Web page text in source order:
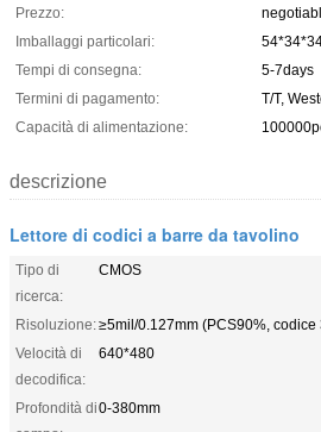
Prezzo:
Imballaggi particolari:
Tempi di consegna:
5-7days
Termini di pagamento:
T/T,
Capacità di alimentazione:
descrizione
Lettore di codici a barre da tavolino
Tipo di
ricerca:
CMOS
Risoluzione:≥5mil/0.127mm (PCS90%, codice
Velocità di
decodifica:
640*480
Profondità di0-380mm